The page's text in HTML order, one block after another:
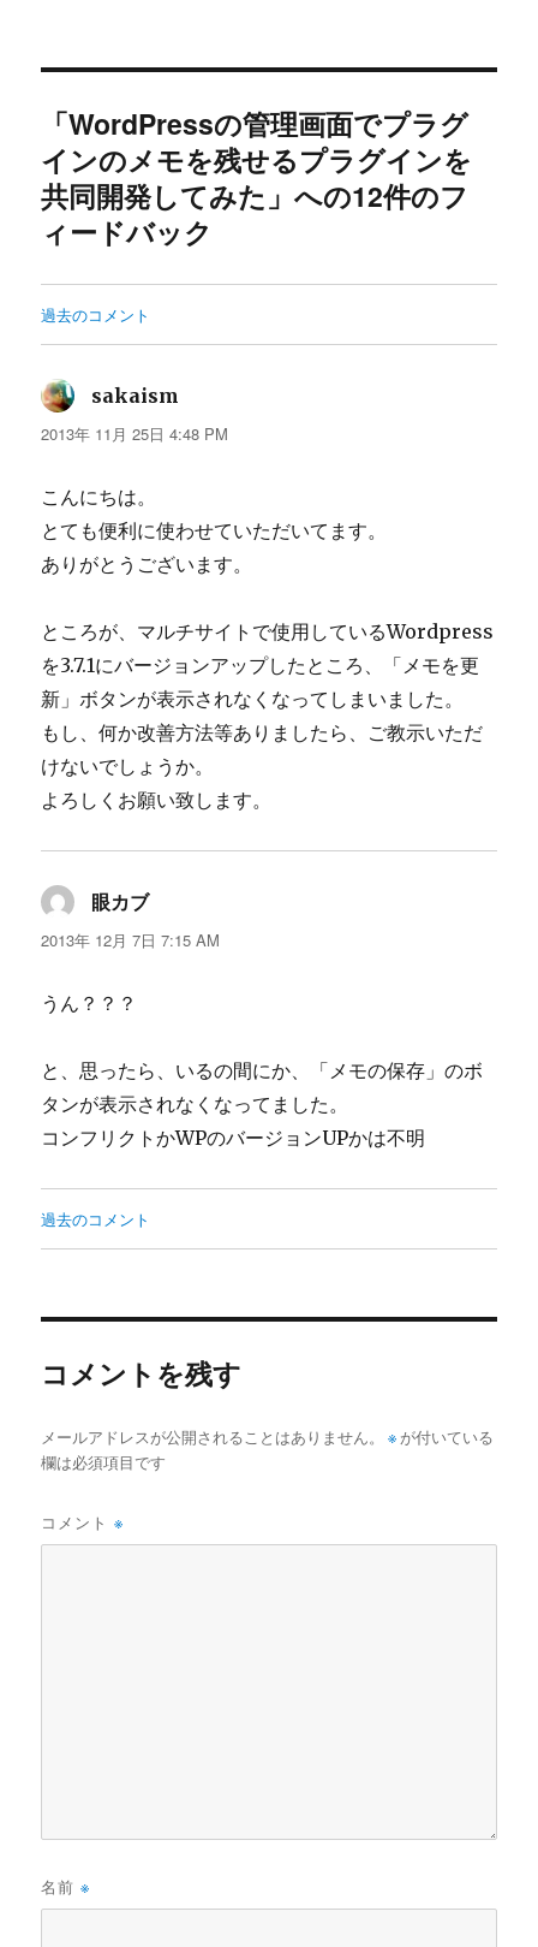
「WordPressの管理画面でプラグ
インのメモを残せるプラグインを
共同開発してみた」への12件のフ
ィードバック
コ
メ
ン
ト
ビ
ゲ
ー
シ
ョ
ン
過去のコメント
sakaism
り:
2013年 11月 25日 4:48 PM
こんにちは。
とても便利に使わせていただいてます。
ありがとうございます。
ところが、マルチサイトで使用しているWordpress
を3.7.1にバージョンアップしたところ、「メモを更
新」ボタンが表示されなくなってしまいました。
もし、何か改善方法等ありましたら、ご教示いただ
けないでしょうか。
よろしくお願い致します。
眼カブよ
り:
2013年 12月 7日 7:15 AM
うん？？？
と、思ったら、いるの間にか、「メモの保存」のボ
タンが表示されなくなってました。
コンフリクトかWPのバージョンUPかは不明
コ
メ
ナ
ゲ
シ
過去のコメント
コメントを残す
メールアドレスが公開されることはありません。 ※ が付いている
欄は必須項目です
コメント※
名前※